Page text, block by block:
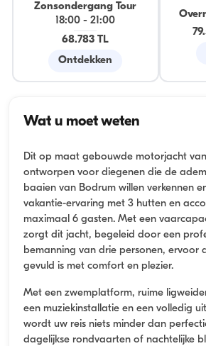
Zonsondergang Tour
18:00 -21:00
68.783 TL
Ontdekken
Wat u moet weten
Dit op maat gebouwde motorjacht van
ontworpen voor diegenen die de
baaien van Bodrum willen verkennen
vakantie-ervaring met 3 hutten en
maximaal 6 gasten. Met een
zorgt dit jacht, begeleid door een
bemanning van drie personen, ervoor
gevuld is met comfort en plezier.
Met een zwemplatform, ruime
een muziekinstallatie en een volledig
wordt uw reis niets minder dan
dagelijkse rondvaarten of nachtelijke